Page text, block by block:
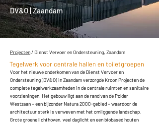
DV&O | Zaandam
Projecten/ Dienst Vervoer en Ondersteuning, Zaandam
Tegelwerk voor centrale hallen en toiletgroepen
Voor het nieuwe onderkomen van de Dienst Vervoer en
Ondersteuning (DV&O) in Zaandam verzorgde Kroon Projecten de
complete tegelwerkzaamheden in de centrale ruimten en sanitaire
voorzieningen. Het gebouw ligt aan de rand van de Polder
Westzaan – een bijzonder Natura 2000-gebied – waardoor de
architectuur sterk is verweven met het omliggende landschap.
Grote groene lichthoven, veel daglicht en een biobased houten